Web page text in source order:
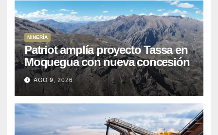
MINERÍA
Patriot amplía proyecto Tassa en
Moquegua con nueva concesión
minera
AGO 9, 2026